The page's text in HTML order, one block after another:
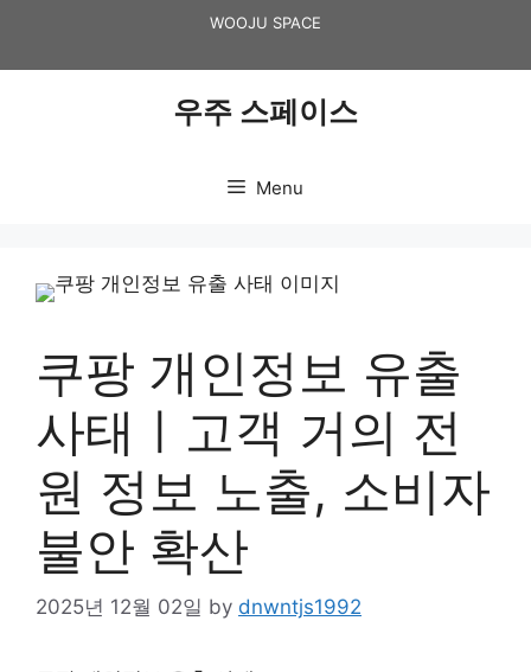
content
WOOJU SPACE
우주 스페이스
Menu
쿠팡 개인정보 유출
사태ㅣ고객 거의 전
원 정보 노출, 소비자
불안 확산
2025년 12월 02일 by dnwntjs1992